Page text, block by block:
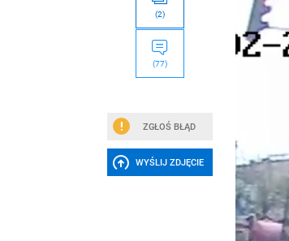
(2)
(77)
ZGŁOŚ BŁĄD
WYŚLIJ ZDJĘCIE